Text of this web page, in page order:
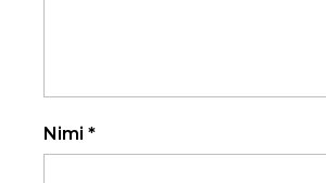
Nimi *